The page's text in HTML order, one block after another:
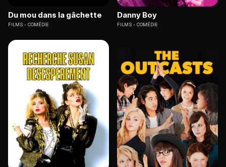
Du mou dans la gâchette
FILMS COMÉDIE
Danny Boy
FILMS COMÉDIE